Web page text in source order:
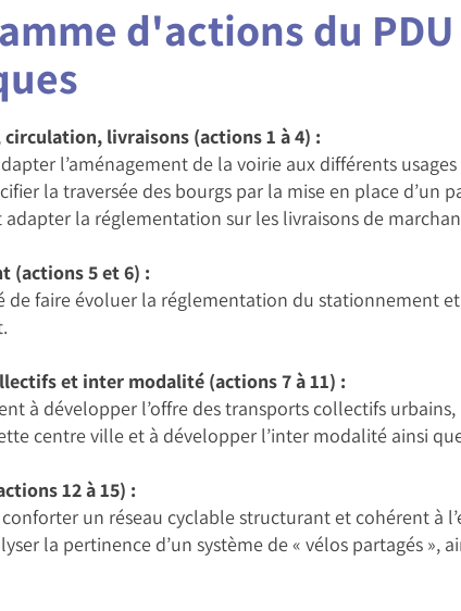
d'actions du
circulation, livraisons (actions 1 à 4) :
l’aménagement de la voirie aux différents
la traversée des bourgs par la mise en place d’un
la réglementation sur les livraisons de
(actions 5 et 6) :
de faire évoluer la réglementation du stationnement
et inter modalité (actions 7 à 11) :
à développer l’offre des transports collectifs
centre ville et à développer l’inter modalité ainsi
12 à 15) :
un réseau cyclable structurant et cohérent à
la pertinence d’un système de « vélos partagés